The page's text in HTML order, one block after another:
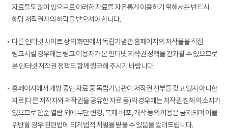
자료들도 많이 있으므로 이러한 자료를 자유롭게 이용하기 위해서는 반드시
해당 저작권자의 허락을 받으셔야 합니다.
다른 인터넷 사이트 상의 화면에서 독립기념관 홈페이지의 저작물을 직접
링크시킬 경우에는 링크 이용자가 본 인터넷 저작권 정책을 간과할 수 있으므로
본 인터넷 저작권 정책도 함께 링크해 주시기 바랍니다.
홈페이지에서 개방 중인 자료 중 독립기념관이 저작권 전부를 갖고 있지 아니한
자료(다른 저작자와 저작권을 공유한 자료 등)의 경우에는 저작권 침해의 소지가
있으므로 단순 열람 외에 무단 변경, 복제·배포, 개작 등의 이용은 금지되며 이를
위반할 경우 관련법에 의거 법적 처벌을 받을 수 있음을 알려드립니다.